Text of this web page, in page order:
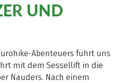
UND
Abenteuers führt uns
mit dem Sessellift in die
Nauders. Nach einem